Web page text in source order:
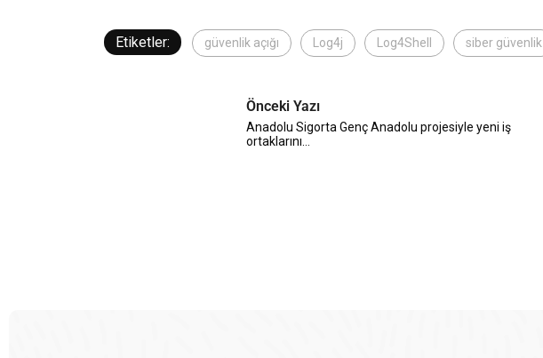
Etiketler: güvenlik açığı Log4j Log4Shell siber güvenlik
Önceki Yazı
Anadolu Sigorta Genç Anadolu projesiyle yeni iş
ortaklarını…